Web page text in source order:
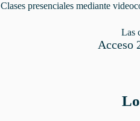
Clases presenciales mediante
Las
Acceso